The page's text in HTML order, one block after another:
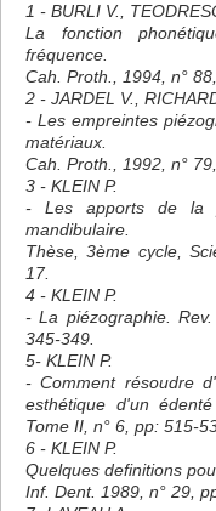
1 - BURLI V.,
La fonction
fréquence.
Cah. Proth., 1994, n°
2 - JARDEL V.,
- Les empreintes
matériaux.
Cah. Proth., 1992, n°
3 - KLEIN P.
- Les apports de la
mandibulaire.
Thèse, 3ème cycle,
17.
4 - KLEIN P.
- La piézographie.
345-349.
5- KLEIN P.
- Comment résoudre
esthétique d'un
Tome II, n° 6, pp: 515-
6 - KLEIN P.
Quelques definitions
Inf. Dent. 1989, n° 29,